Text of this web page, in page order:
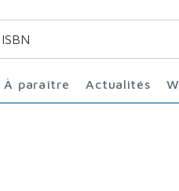
À paraître Actualités